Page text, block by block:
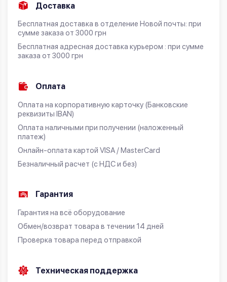
Доставка
Бесплатная доставка в отделение Новой почты: при
сумме заказа от 3000 грн
Бесплатная адресная доставка курьером : при сумме
заказа от 3000 грн
Оплата
Оплата на корпоративную карточку (Банковские
реквизиты IBAN)
Оплата наличными при получении (наложенный
платеж)
Онлайн-оплата картой VISA / MasterCard
Безналичный расчет (с НДС и без)
Гарантия
Гарантия на всё оборудование
Обмен/возврат товара в течении 14 дней
Проверка товара перед отправкой
Техническая поддержка